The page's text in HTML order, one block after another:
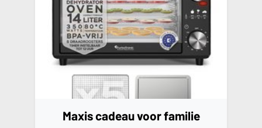
Maxis cadeau voor familie